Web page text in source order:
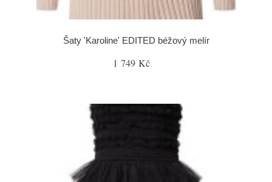
Šaty 'Karoline' EDITED béžový melír
1 749 Kč